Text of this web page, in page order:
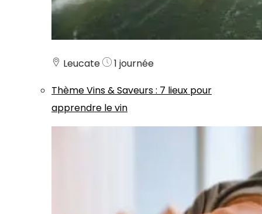
Leucate
1 journée
ThèmeVins & Saveurs: 7 lieux pour
apprendre le vin